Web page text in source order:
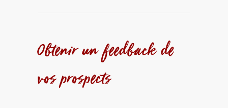
Obtenir un feedback de
vos prospects